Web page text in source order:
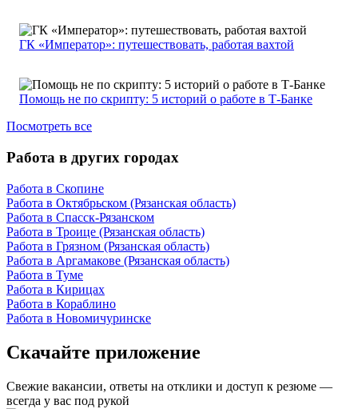
ГК «Император»: путешествовать, работая вахтой
Помощь не по скрипту: 5 историй о работе в Т-Банке
Посмотреть все
Работа в других городах
Работа в Скопине
Работа в Октябрьском (Рязанская область)
Работа в Спасск-Рязанском
Работа в Троице (Рязанская область)
Работа в Грязном (Рязанская область)
Работа в Аргамакове (Рязанская область)
Работа в Туме
Работа в Кирицах
Работа в Кораблино
Работа в Новомичуринске
Скачайте приложение
Свежие вакансии, ответы на отклики и доступ к резюме —
всегда у вас под рукой